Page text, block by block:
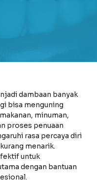
dambaan banyak
bisa menguning
minuman,
proses penuaan
rasa percaya diri
menarik.
untuk
dengan bantuan